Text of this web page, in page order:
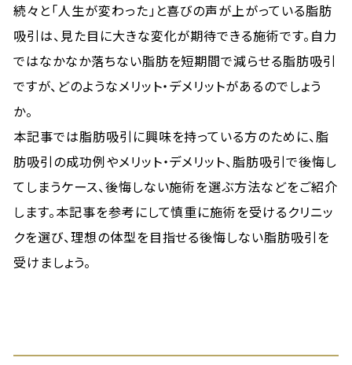
続々と「人生が変わった」と喜びの声が上がっている脂肪
吸引は、見た目に大きな変化が期待できる施術です。自力
ではなかなか落ちない脂肪を短期間で減らせる脂肪吸引
ですが、どのようなメリット・デメリットがあるのでしょう
か。
本記事では脂肪吸引に興味を持っている方のために、脂
肪吸引の成功例やメリット・デメリット、脂肪吸引で後悔し
てしまうケース、後悔しない施術を選ぶ方法などをご紹介
します。本記事を参考にして慎重に施術を受けるクリニッ
クを選び、理想の体型を目指せる後悔しない脂肪吸引を
受けましょう。